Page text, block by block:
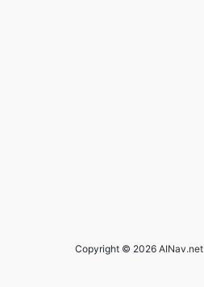
Copyright © 2026 AINav.net